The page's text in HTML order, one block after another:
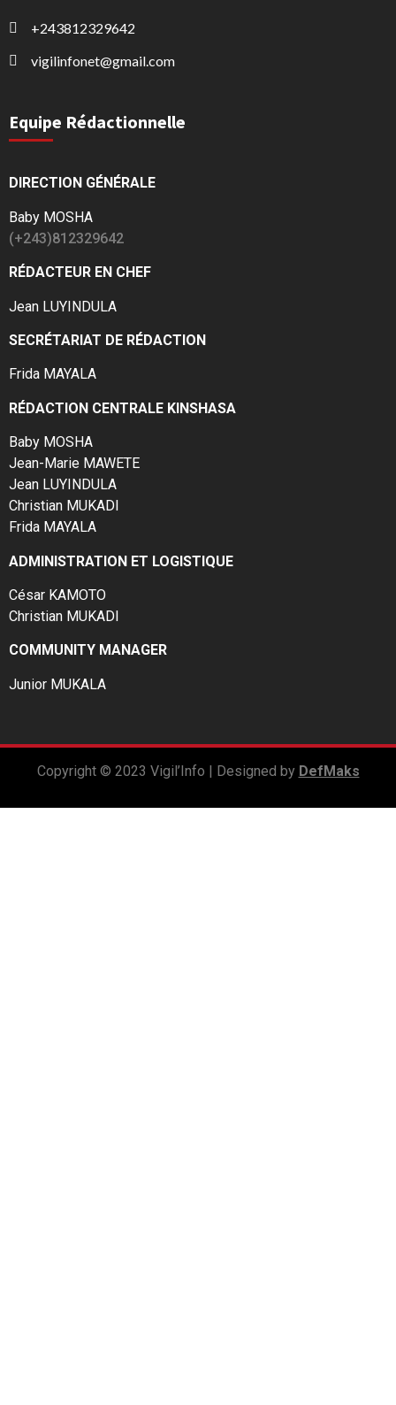
+243812329642
vigilinfonet@gmail.com
Equipe Rédactionnelle
DIRECTION GÉNÉRALE
Baby MOSHA
(+243)812329642
RÉDACTEUR EN CHEF
Jean LUYINDULA
SECRÉTARIAT DE RÉDACTION
Frida MAYALA
RÉDACTION CENTRALE KINSHASA
Baby MOSHA
Jean-Marie MAWETE
Jean LUYINDULA
Christian MUKADI
Frida MAYALA
ADMINISTRATION ET LOGISTIQUE
César KAMOTO
Christian MUKADI
COMMUNITY MANAGER
Junior MUKALA
Copyright © 2023 Vigil’Info | Designed by DefMaks